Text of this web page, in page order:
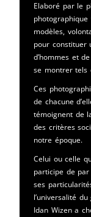
Elaboré par le
modèles,
pour constituer
d’hommes et
se montrer tels
Ces
de chacune
témoignent de
des critères
notre époque.
Celui ou celle
participe de
ses
l’universalité
Idan Wizen a